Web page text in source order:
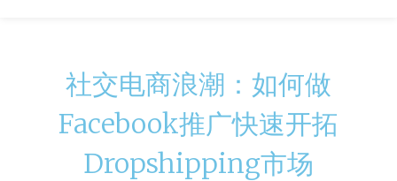
社交电商浪潮：如何做
Facebook推广快速开拓
Dropshipping市场